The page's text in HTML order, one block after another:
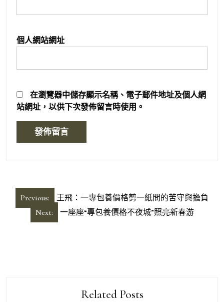
個人網站網址
在瀏覽器中儲存顯示名稱、電子郵件地址及個人網
站網址，以供下次發佈留言時使用。
章
Previous:
王飛：一專包養價格剪一紙間的苦守與擔負
Next:
一座座“專包養價格不夜城”照亮新春游
Related Posts